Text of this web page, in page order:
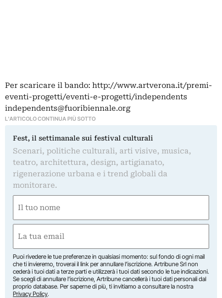
Per scaricare il bando: http://www.artverona.it/premi-
eventi-progetti/eventi-e-progetti/independents
independents@fuoribiennale.org
L'ARTICOLO CONTINUA PIÙ SOTTO
Fest, il settimanale sui festival culturali
Scenari, politiche culturali, arti visive, musica,
teatro, architettura, design, artigianato,
rigenerazione urbana e i trend globali da
monitorare.
(Required)
First
(Required)
Puoi rivedere le tue preferenze in qualsiasi momento: sul fondo di ogni mail
che ti invieremo, troverai il link per annullare l’iscrizione. Artribune Srl non
cederà i tuoi dati a terze parti e utilizzerà i tuoi dati secondo le tue indicazioni.
Se scegli di annullare l’iscrizione, Artribune cancellerà i tuoi dati personali dal
proprio database. Per saperne di più, ti invitiamo a consultare la nostra
Privacy Policy.